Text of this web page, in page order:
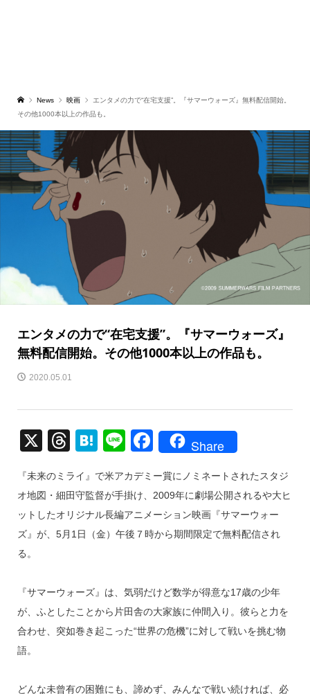
News 映画
エンタメの力で“在宅支援”。『サマーウォーズ』無料配信開始。
その他1000本以上の作品も。
エンタメの力で“在宅支援”。『サマーウォーズ』
無料配信開始。その他1000本以上の作品も。
2020.05.01
X
T
e
a
d
H
e
n
a
Li
e
F
c
e
b
k
Share
『未来のミライ』で米アカデミー賞にノミネートされたスタジ
オ地図・細田守監督が手掛け、2009年に劇場公開されるや大ヒ
ットしたオリジナル長編アニメーション映画『サマーウォー
ズ』が、5月1日（金）午後７時から期間限定で無料配信され
る。
『サマーウォーズ』は、気弱だけど数学が得意な17歳の少年
が、ふとしたことから片田舎の大家族に仲間入り。彼らと力を
合わせ、突如巻き起こった“世界の危機”に対して戦いを挑む物
語。
どんな未曾有の困難にも、諦めず、みんなで戦い続ければ、必